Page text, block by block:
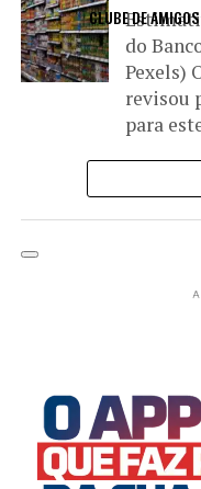
CLUBE DE AMIGOS
do
Pexels)
revisou
para